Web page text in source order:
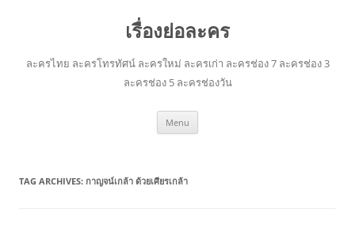
เรื่องย่อละคร
ละครไทย ละครโทรทัศน์ ละครใหม่ ละครเก่า ละครช่อง 7 ละครช่อง 3
ละครช่อง 5 ละครช่องวัน
Menu
TAG ARCHIVES: กาญจน์เกล้า ด้วยเศียรเกล้า